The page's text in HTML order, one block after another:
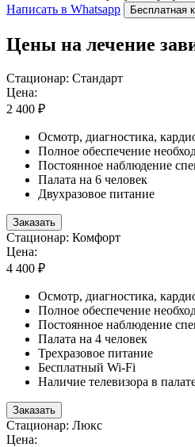
Написать в Whatsapp
Бесплатная
Цены на лечение
Стационар: Стандарт
Цена:
2 400 ₽
Осмотр, диагностика,
Полное обеспечение
Постоянное наблюдение
Палата на 6 человек
Двухразовое питание
Заказать
Стационар: Комфорт
Цена:
4 400 ₽
Осмотр, диагностика,
Полное обеспечение
Постоянное наблюдение
Палата на 4 человек
Трехразовое питание
Бесплатный Wi-Fi
Наличие телевизора в
Заказать
Стационар: Люкс
Цена: